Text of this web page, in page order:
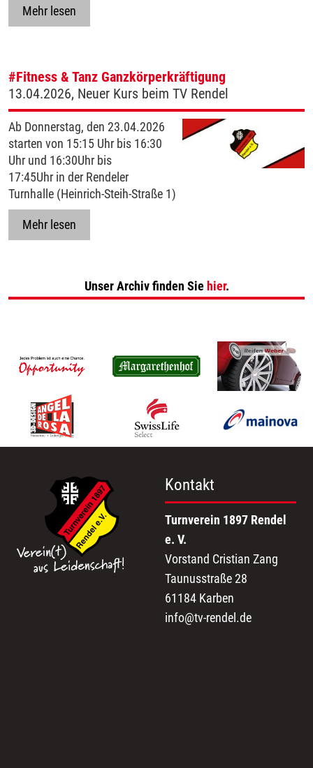
Mehr lesen
#Fitness & Tanz Ganzkörperkräftigung
13.04.2026, Neuer Kurs beim TV Rendel
Ab Donnerstag, den 23.04.2026
starten von 15:15 Uhr bis 16:30
Uhr und 16:30Uhr bis
17:45Uhr in der Rendeler
Turnhalle (Heinrich-Steih-Straße 1)
Mehr lesen
Unser Archiv finden Sie hier.
Kontakt
Turnverein 1897 Rendel
e. V.
Vorstand Cristian Zang
Taunusstraße 28
61184 Karben
info@tv-rendel.de